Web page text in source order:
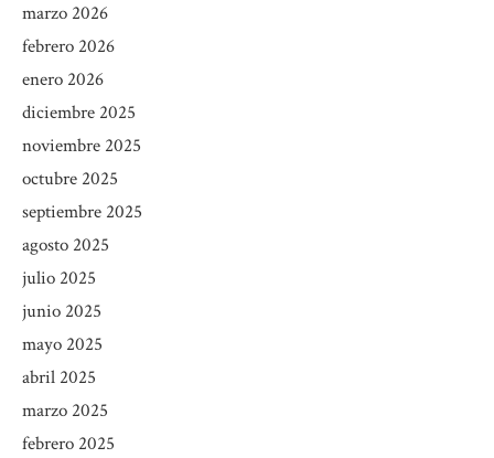
marzo 2026
febrero 2026
enero 2026
diciembre 2025
noviembre 2025
octubre 2025
septiembre 2025
agosto 2025
julio 2025
junio 2025
mayo 2025
abril 2025
marzo 2025
febrero 2025